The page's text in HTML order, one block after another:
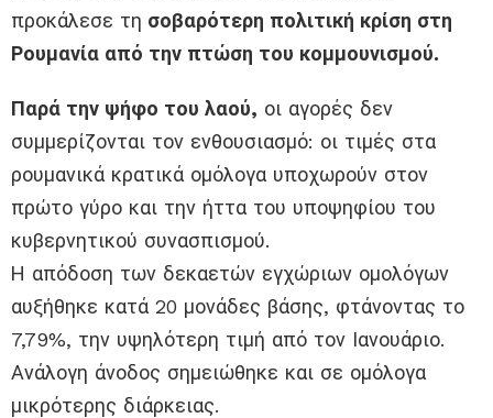
προκάλεσε τη σοβαρότερη πολιτική κρίση στη
Ρουμανία από την πτώση του κομμουνισμού.
Παρά την ψήφο του λαού, οι αγορές δεν
συμμερίζονται τον ενθουσιασμό: οι τιμές στα
ρουμανικά κρατικά ομόλογα υποχωρούν στον
πρώτο γύρο και την ήττα του υποψηφίου του
κυβερνητικού συνασπισμού.
Η απόδοση των δεκαετών εγχώριων ομολόγων
αυξήθηκε κατά 20 μονάδες βάσης, φτάνοντας το
7,79%, την υψηλότερη τιμή από τον Ιανουάριο.
Ανάλογη άνοδος σημειώθηκε και σε ομόλογα
μικρότερης διάρκειας.